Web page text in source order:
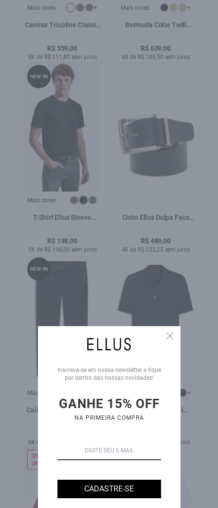
Mais cores: +
Camisa Tricoline Classic
R$ 559,00
5X de R$ 111,80 sem juros
Mais cores: +
Bermuda Color Twill
R$ 639,00
6X de R$ 106,50 sem juros
Mais cores:
T-Shirt Ellus Sleeve
R$ 198,00
1X de R$ 198,00 sem juros
NEW-IN
Cinto Ellus Dulpa Face
R$ 489,00
4X de R$ 122,25 sem juros
Mais cores:
Calça New Black Elastic
Skinny 5 Pockets Lav.
6X de R$ 109,83 sem juros
NEW-IN
+
Polo Pima Manual
Classic Dark Navy
5X de R$ 111,80 sem juros
30%
OFF
Close
Inscreva-se em nossa newsletter e fique
por dentro das nossas novidades!
GANHE 15% OFF
NA PRIMEIRA COMPRA
CADASTRE-SE